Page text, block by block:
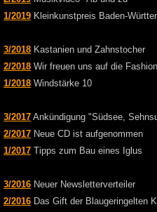
1/2019 Kleinkunstpreis Baden-
3/2018 Kastanien und Zahnstocher
2/2018 Wir freuen uns auf die
1/2018 Windstärke 10
3/2017 Ankündigung "Südsee,
2/2017 Neue CD ist aufgenommen
1/2017 Tipps zum Bau eines Iglus
3/2016 Neuer Newsletterverteiler
2/2016 Das Gift der Blaugeringelten